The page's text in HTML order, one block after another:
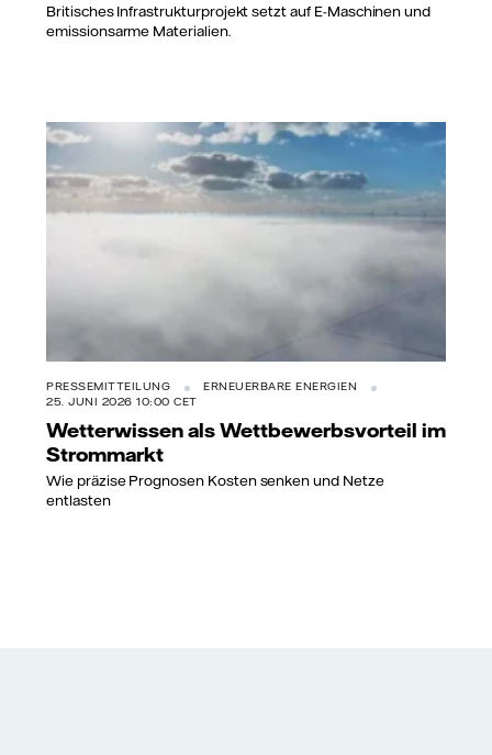
Britisches Infrastrukturprojekt setzt auf E-Maschinen und
emissionsarme Materialien.
PRESSEMITTEILUNG
ERNEUERBARE ENERGIEN
25. JUNI 2026 10:00 CET
Wetterwissen als Wettbewerbsvorteil im
Strommarkt
Wie präzise Prognosen Kosten senken und Netze
entlasten